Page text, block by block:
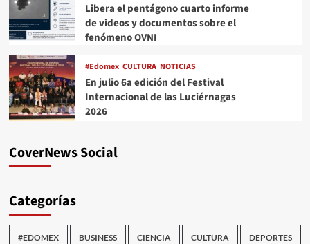
Libera el pentágono cuarto informe
de videos y documentos sobre el
fenómeno OVNI
#Edomex CULTURA NOTICIAS
En julio 6a edición del Festival
Internacional de las Luciérnagas
2026
CoverNews Social
Categorías
#EDOMEX BUSINESS CIENCIA CULTURA DEPORTES